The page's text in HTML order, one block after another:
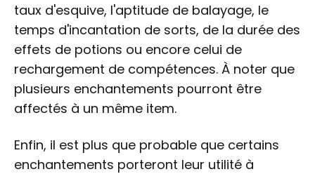
taux d'esquive, l'aptitude de balayage, le
temps d'incantation de sorts, de la durée des
effets de potions ou encore celui de
rechargement de compétences. À noter que
plusieurs enchantements pourront être
affectés à un même item.
Enfin, il est plus que probable que certains
enchantements porteront leur utilité à